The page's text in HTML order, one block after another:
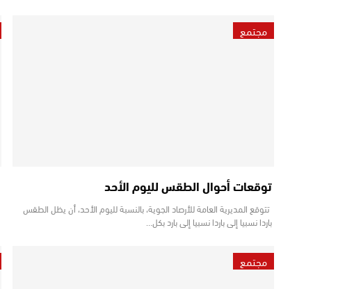
مجتمع
توقعات أحوال الطقس لليوم الأحد
تتوقع المديرية العامة للأرصاد الجوية، بالنسبة لليوم الأحد، أن يظل الطقس
باردا نسبيا إلى باردا نسبيا إلى بارد بكل…
مجتمع